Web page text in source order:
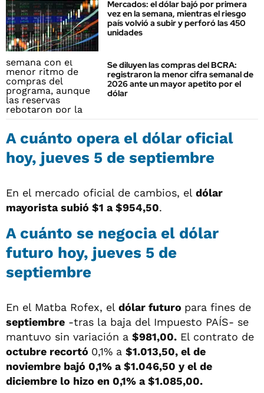
Mercados: el dólar bajó por primera
vez en la semana, mientras el riesgo
país volvió a subir y perforó las 450
unidades
Se diluyen las compras del BCRA:
registraron la menor cifra semanal de
2026 ante un mayor apetito por el
dólar
A cuánto opera el dólar oficial
hoy, jueves 5 de septiembre
En el mercado oficial de cambios, el dólar
mayorista subió $1 a $954,50.
A cuánto se negocia el dólar
futuro hoy, jueves 5 de
septiembre
En el Matba Rofex, el dólar futuro para fines de
septiembre -tras la baja del Impuesto PAÍS- se
mantuvo sin variación a $981,00. El contrato de
octubre recortó 0,1% a $1.013,50, el de
noviembre bajó 0,1% a $1.046,50 y el de
diciembre lo hizo en 0,1% a $1.085,00.